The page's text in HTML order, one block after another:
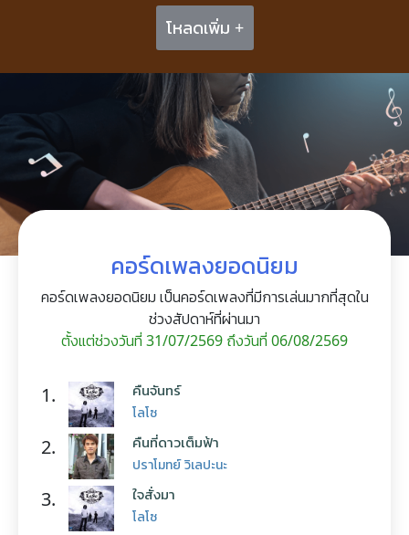
โหลดเพิ่ม +
คอร์ดเพลงยอดนิยม
คอร์ดเพลงยอดนิยม เป็นคอร์ดเพลงที่มีการเล่นมากที่สุดใน
ช่วงสัปดาห์ที่ผ่านมา
ตั้งแต่ช่วงวันที่ 31/07/2569 ถึงวันที่ 06/08/2569
1. คืนจันทร์
โลโซ
2. คืนที่ดาวเต็มฟ้า
ปราโมทย์ วิเลปะนะ
3. ใจสั่งมา
โลโซ